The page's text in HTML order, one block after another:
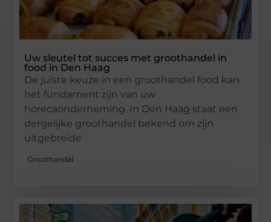
Uw sleutel tot succes met groothandel in
food in Den Haag
De juiste keuze in een groothandel food kan
het fundament zijn van uw
horecaonderneming. In Den Haag staat een
dergelijke groothandel bekend om zijn
uitgebreide
Groothandel